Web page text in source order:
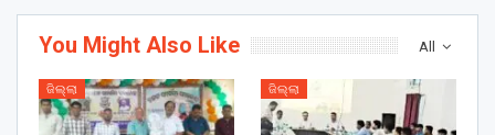
All
You Might Also Like
ଜିଲ୍ଲା ଜିଲ୍ଲା